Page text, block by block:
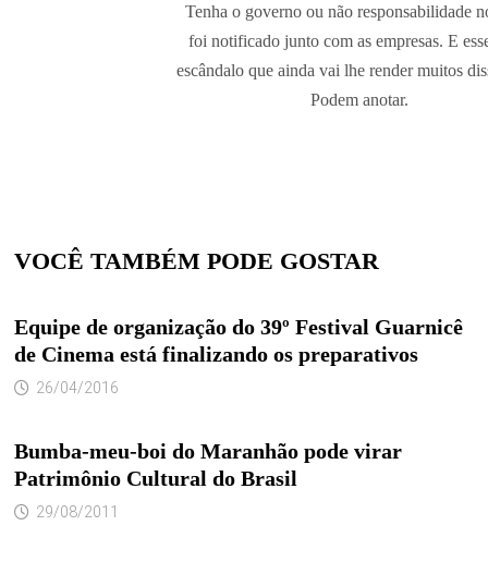
Tenha o governo ou não responsabilidade
foi notificado junto com as empresas. E
escândalo que ainda vai lhe render muitos
Podem anotar.
VOCÊ TAMBÉM PODE GOSTAR
Equipe de organização do 39º Festival Guarnicê
de Cinema está finalizando os preparativos
26/04/2016
Bumba-meu-boi do Maranhão pode virar
Patrimônio Cultural do Brasil
29/08/2011